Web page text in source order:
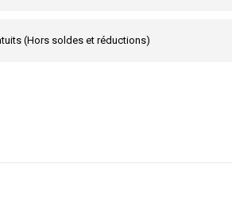
(Hors soldes et réductions)